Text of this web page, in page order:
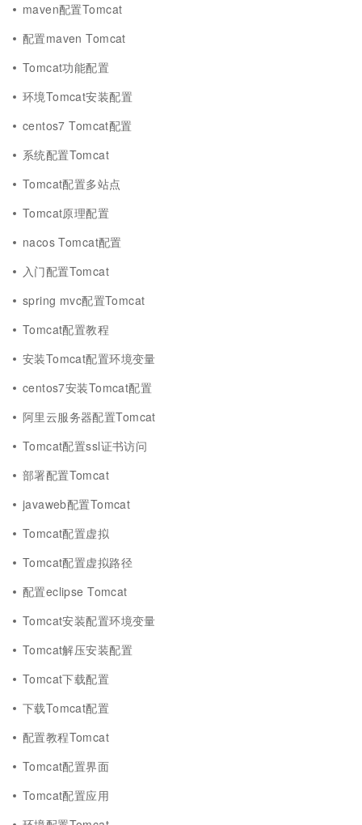
maven配置Tomcat
配置maven Tomcat
Tomcat功能配置
环境Tomcat安装配置
centos7 Tomcat配置
系统配置Tomcat
Tomcat配置多站点
Tomcat原理配置
nacos Tomcat配置
入门配置Tomcat
spring mvc配置Tomcat
Tomcat配置教程
安装Tomcat配置环境变量
centos7安装Tomcat配置
阿里云服务器配置Tomcat
Tomcat配置ssl证书访问
部署配置Tomcat
javaweb配置Tomcat
Tomcat配置虚拟
Tomcat配置虚拟路径
配置eclipse Tomcat
Tomcat安装配置环境变量
Tomcat解压安装配置
Tomcat下载配置
下载Tomcat配置
配置教程Tomcat
Tomcat配置界面
Tomcat配置应用